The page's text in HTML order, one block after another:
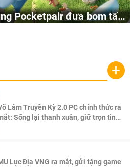
Pocketpair đưa bom tấn
thức từ công ty game Nhật Bản
+
Lâm Truyền Kỳ 2.0 PC chính thức ra
Sống lại thanh xuân, giữ trọn tinh
Lục Địa VNG ra mắt, gửi tặng game